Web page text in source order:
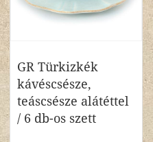
GR Türkizkék
kávéscsésze,
teáscsésze alátéttel
/ 6 db-os szett